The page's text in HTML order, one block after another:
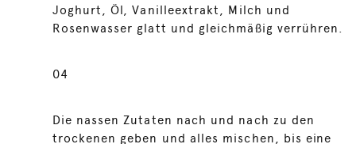
Joghurt, Öl, Vanilleextrakt, Milch und
Rosenwasser glatt und gleichmäßig verrühren.
04
Die nassen Zutaten nach und nach zu den
trockenen geben und alles mischen, bis eine